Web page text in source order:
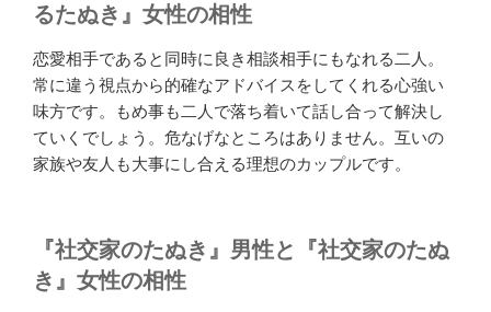
るたぬき』女性の相性
恋愛相手であると同時に良き相談相手にもなれる二人。
常に違う視点から的確なアドバイスをしてくれる心強い
味方です。もめ事も二人で落ち着いて話し合って解決し
ていくでしょう。危なげなところはありません。互いの
家族や友人も大事にし合える理想のカップルです。
『社交家のたぬき』男性と『社交家のたぬ
き』女性の相性